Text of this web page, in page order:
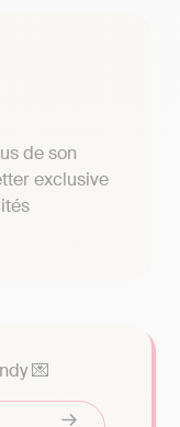
de son
exclusive
💌